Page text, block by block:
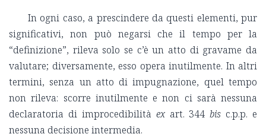
In ogni caso, a prescindere da questi elementi, pur
significativi, non può negarsi che il tempo per la
“definizione”, rileva solo se c’è un atto di gravame da
valutare; diversamente, esso opera inutilmente. In altri
termini, senza un atto di impugnazione, quel tempo
non rileva: scorre inutilmente e non ci sarà nessuna
declaratoria di improcedibilità exart. 344bis c.p.p. e
nessuna decisione intermedia.